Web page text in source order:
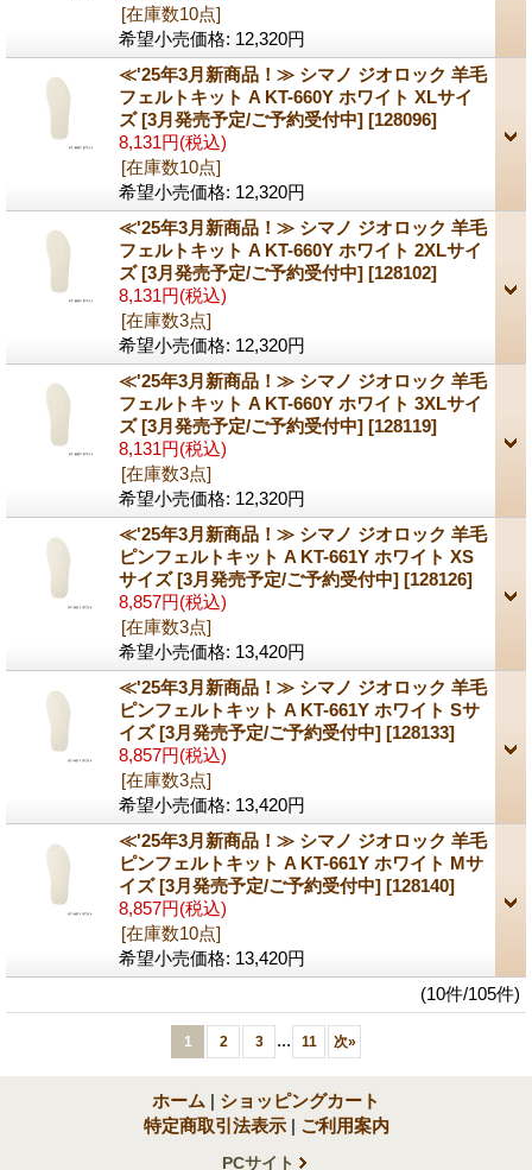
[在庫数10点]
希望小売価格: 12,320円
≪'25年3月新商品！≫ シマノ ジオロック 羊毛
フェルトキット A KT-660Y ホワイト XLサイ
ズ [3月発売予定/ご予約受付中] [128096]
8,131円(税込)
[在庫数10点]
希望小売価格: 12,320円
≪'25年3月新商品！≫ シマノ ジオロック 羊毛
フェルトキット A KT-660Y ホワイト 2XLサイ
ズ [3月発売予定/ご予約受付中] [128102]
8,131円(税込)
[在庫数3点]
希望小売価格: 12,320円
≪'25年3月新商品！≫ シマノ ジオロック 羊毛
フェルトキット A KT-660Y ホワイト 3XLサイ
ズ [3月発売予定/ご予約受付中] [128119]
8,131円(税込)
[在庫数3点]
希望小売価格: 12,320円
≪'25年3月新商品！≫ シマノ ジオロック 羊毛
ピンフェルトキット A KT-661Y ホワイト XS
サイズ [3月発売予定/ご予約受付中] [128126]
8,857円(税込)
[在庫数3点]
希望小売価格: 13,420円
≪'25年3月新商品！≫ シマノ ジオロック 羊毛
ピンフェルトキット A KT-661Y ホワイト Sサ
イズ [3月発売予定/ご予約受付中] [128133]
8,857円(税込)
[在庫数3点]
希望小売価格: 13,420円
≪'25年3月新商品！≫ シマノ ジオロック 羊毛
ピンフェルトキット A KT-661Y ホワイト Mサ
イズ [3月発売予定/ご予約受付中] [128140]
8,857円(税込)
[在庫数10点]
希望小売価格: 13,420円
(10件/105件)
1 2 3 ... 11 次»
ホーム | ショッピングカート
特定商取引法表示 | ご利用案内
PCサイト